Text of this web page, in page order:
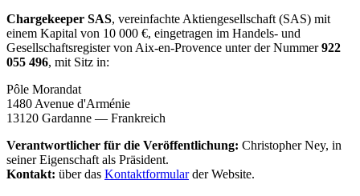
Chargekeeper SAS, vereinfachte Aktiengesellschaft (SAS) mit
einem Kapital von 10 000 €, eingetragen im Handels- und
Gesellschaftsregister von Aix-en-Provence unter der Nummer922
055 496, mit Sitz in:
Pôle Morandat
1480 Avenue d'Arménie
13120 Gardanne — Frankreich
Verantwortlicher für die Veröffentlichung: Christopher Ney, in
seiner Eigenschaft als Präsident.
Kontakt: über das Kontaktformularder Website.